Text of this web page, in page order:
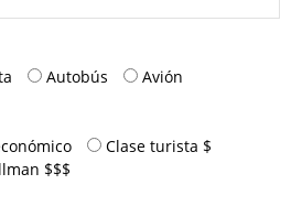
Autobús Avión
Clase turista $
$$$